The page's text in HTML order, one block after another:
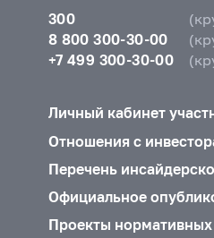
300
8 800 300-30-00
+7 499 300-30-00
Личный кабинет
Отношения с
Перечень
Официальное
Проекты